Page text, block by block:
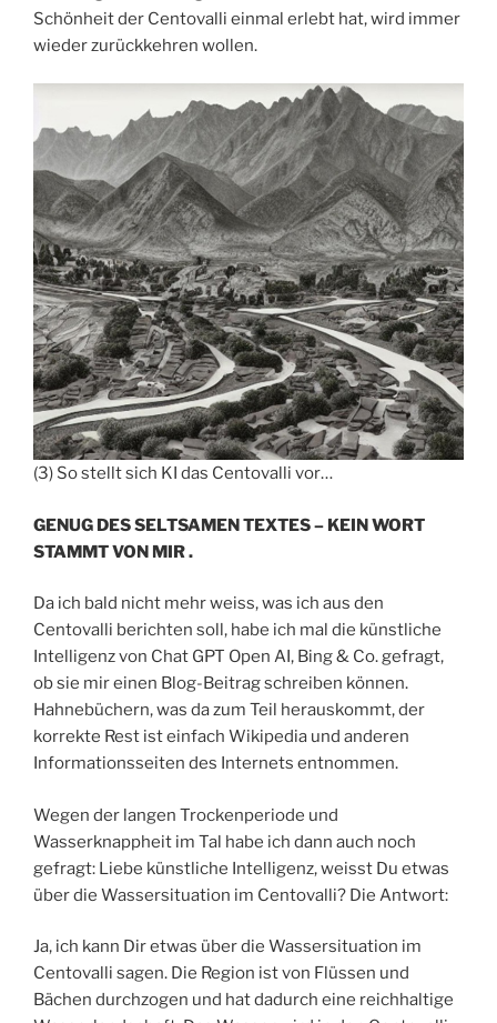
Schönheit der Centovalli einmal erlebt hat, wird immer
wieder zurückkehren wollen.
(3) So stellt sich KI das Centovalli vor…
GENUG DES SELTSAMEN TEXTES – KEIN WORT
STAMMT VON MIR .
Da ich bald nicht mehr weiss, was ich aus den
Centovalli berichten soll, habe ich mal die künstliche
Intelligenz von Chat GPT Open AI, Bing & Co. gefragt,
ob sie mir einen Blog-Beitrag schreiben können.
Hahnebüchern, was da zum Teil herauskommt, der
korrekte Rest ist einfach Wikipedia und anderen
Informationsseiten des Internets entnommen.
Wegen der langen Trockenperiode und
Wasserknappheit im Tal habe ich dann auch noch
gefragt: Liebe künstliche Intelligenz, weisst Du etwas
über die Wassersituation im Centovalli? Die Antwort:
Ja, ich kann Dir etwas über die Wassersituation im
Centovalli sagen. Die Region ist von Flüssen und
Bächen durchzogen und hat dadurch eine reichhaltige